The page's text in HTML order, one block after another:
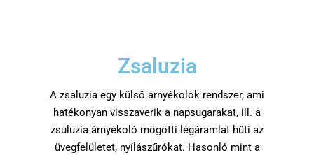
Zsaluzia
A zsaluzia egy külső árnyékolók rendszer, ami
hatékonyan visszaverik a napsugarakat, ill. a
zsuluzia árnyékoló mögötti légáramlat hűti az
üvegfelületet, nyílászűrókat. Hasonló mint a